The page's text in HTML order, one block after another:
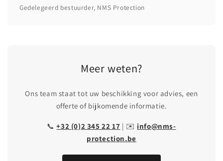
Gedelegeerd bestuurder, NMS Protection
Meer weten?
Ons team staat tot uw beschikking voor advies, een
offerte of bijkomende informatie.
📞+32 (0)2 345 22 17 | ✉️ info@nms-
protection.be